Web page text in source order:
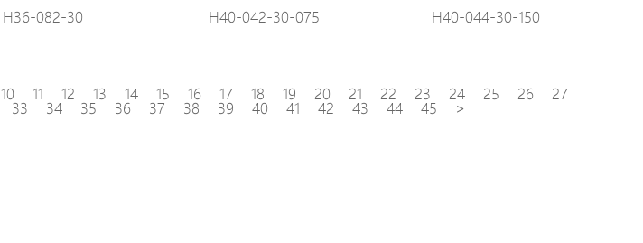
H36-082-30 H40-042-30-075 H40-044-30-150
10 11 12 13 14 15 16 17 18 19 20 21 22 23 24 25 26 27
33 34 35 36 37 38 39 40 41 42 43 44 45 >